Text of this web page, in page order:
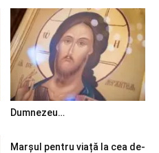
Dumnezeu…
Marșul pentru viață la cea de-